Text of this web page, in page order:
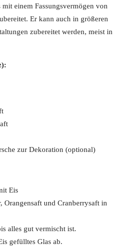
einem Fassungsvermögen von
Er kann auch in größeren
zubereitet werden, meist in
zur Dekoration (optional)
Eis
und Cranberrysaft in
alles gut vermischt ist.
gefülltes Glas ab.